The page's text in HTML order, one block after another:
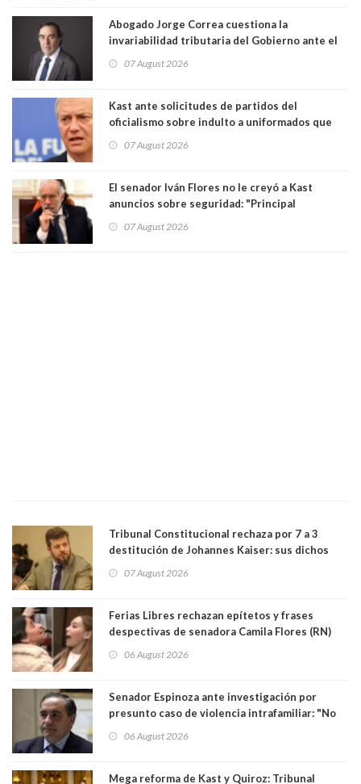
Abogado Jorge Correa cuestiona la
invariabilidad tributaria del Gobierno ante el
democracia” y "defendemos la alternancia en el
07 August 2026
Kast ante solicitudes de partidos del
oficialismo sobre indulto a uniformados que
07 August 2026
El senador Iván Flores no le creyó a Kast
anuncios sobre seguridad: "Principal
perseguir ruta del dinero y levantar secreto
07 August 2026
Tribunal Constitucional rechaza por 7 a 3
destitución de Johannes Kaiser: sus dichos
justicia constitucional porque no es diputado
07 August 2026
Ferias Libres rechazan epítetos y frases
despectivas de senadora Camila Flores (RN)
06 August 2026
Senador Espinoza ante investigación por
presunto caso de violencia intrafamiliar: "No
antecedentes a Tribunal Supremo
06 August 2026
Mega reforma de Kast y Quiroz: Tribunal